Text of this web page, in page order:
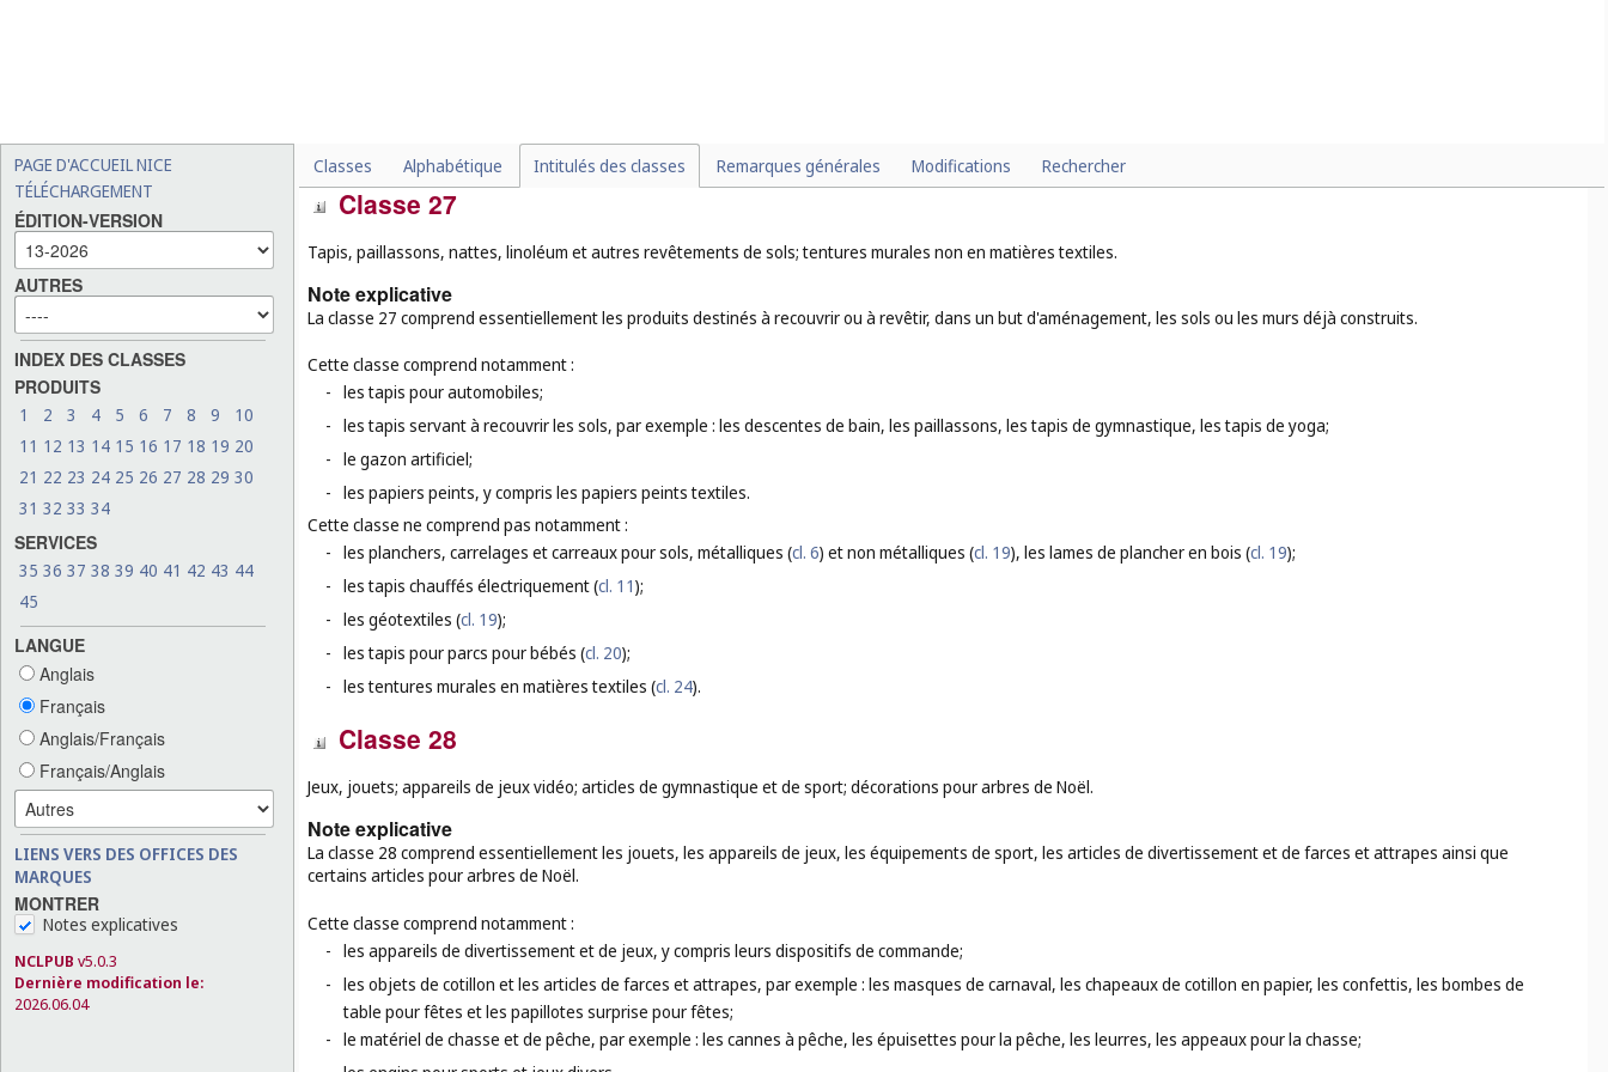
PAGE D'ACCUEIL NICE
TÉLÉCHARGEMENT
ÉDITION-VERSION
AUTRES
INDEX DES CLASSES
PRODUITS
1 2 3 4 5 6 7 8 9
10
11 12 13 14 15 16 17 18 19 20
21 22 23 24 25 26 27 28 29 30
31 32 33 34
SERVICES
35 36 37 38 39 40 41 42 43 44
45
LANGUE
Anglais
Français
Anglais/Français
Français/Anglais
LIENS VERS DES OFFICES DES
MARQUES
MONTRER
Notes explicatives
NCLPUB v5.0.3
Dernière modification le:
2026.06.04
Classes Alphabétique Intitulés des classes Remarques générales Modifications Rechercher
les arbres de Noël en matières synthétiques (cl. 28
Classe 27
Tapis, paillassons, nattes, linoléum et autres revêtements de sols; tentures murales non en matières textiles.
Note explicative
La classe 27 comprend essentiellement les produits destinés à recouvrir ou à revêtir, dans un but d'aménagement, les sols ou les murs déjà construits.
Cette classe comprend notamment :
- les tapis pour automobiles;
- les tapis servant à recouvrir les sols, par exemple : les descentes de bain, les paillassons, les tapis de gymnastique, les tapis de yoga;
- le gazon artificiel;
- les papiers peints, y compris les papiers peints textiles.
Cette classe ne comprend pas notamment :
- les planchers, carrelages et carreaux pour sols, métalliques (cl. 6) et non métalliques (cl. 19), les lames de plancher en bois (cl. 19);
- les tapis chauffés électriquement (cl. 11);
- les géotextiles (cl. 19);
- les tapis pour parcs pour bébés (cl. 20);
- les tentures murales en matières textiles (cl. 24).
Classe 28
Jeux, jouets; appareils de jeux vidéo; articles de gymnastique et de sport; décorations pour arbres de Noël.
Note explicative
La classe 28 comprend essentiellement les jouets, les appareils de jeux, les équipements de sport, les articles de divertissement et de farces et attrapes ainsi que
certains articles pour arbres de Noël.
Cette classe comprend notamment :
- les appareils de divertissement et de jeux, y compris leurs dispositifs de commande;
- les objets de cotillon et les articles de farces et attrapes, par exemple : les masques de carnaval, les chapeaux de cotillon en papier, les confettis, les bombes de
table pour fêtes et les papillotes surprise pour fêtes;
- le matériel de chasse et de pêche, par exemple : les cannes à pêche, les épuisettes pour la pêche, les leurres, les appeaux pour la chasse;